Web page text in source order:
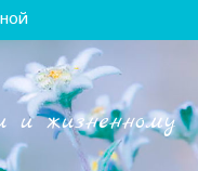
и жизненному